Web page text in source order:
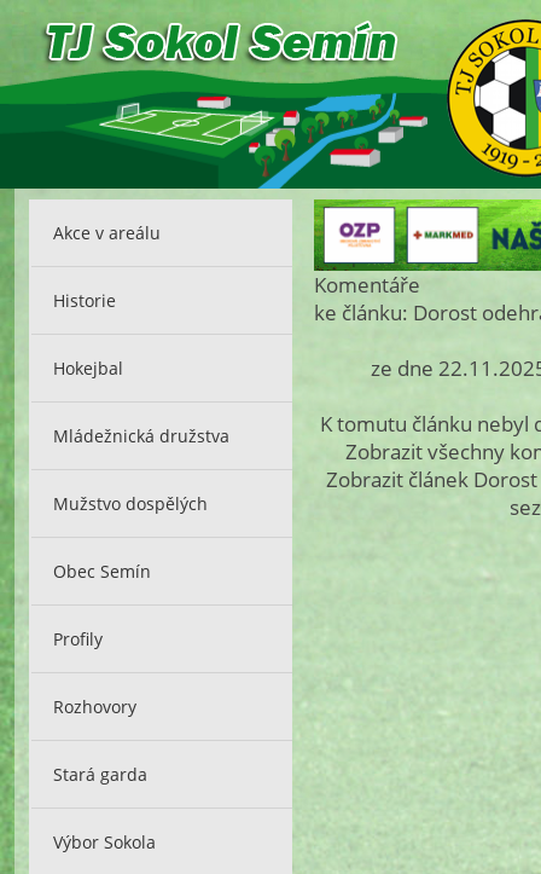
Akce v areálu
Historie
Hokejbal
Mládežnická družstva
Mužstvo dospělých
Obec Semín
Profily
Rozhovory
Stará garda
Výbor Sokola
Komentáře
ke článku: Dorost
ze dne
K tomutu článku nebyl
Zobrazit všechny
Zobrazit článek